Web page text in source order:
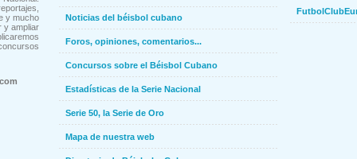
y mucho
y ampliar
Noticias del béisbol cubano
Foros, opiniones, comentarios...
Concursos sobre el Béisbol Cubano
Estadísticas de la Serie Nacional
Serie 50, la Serie de Oro
Mapa de nuestra web